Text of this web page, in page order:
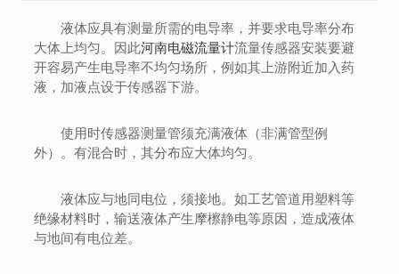
液体应具有测量所需的电导率，并要求电导率分布
大体上均匀。因此河南电磁流量计流量传感器安装要避
开容易产生电导率不均匀场所，例如其上游附近加入药
液，加液点设于传感器下游。
使用时传感器测量管须充满液体（非满管型例
外）。有混合时，其分布应大体均匀。
液体应与地同电位，须接地。如工艺管道用塑料等
绝缘材料时，输送液体产生摩檫静电等原因，造成液体
与地间有电位差。